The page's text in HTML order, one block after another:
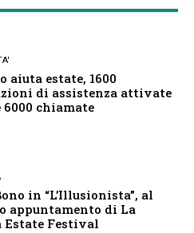
aiuta estate, 1600
di assistenza attivate
6000 chiamate
in “L’Illusionista”, al
appuntamento di La
Estate Festival